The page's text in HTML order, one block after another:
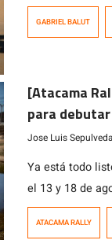
como
en las
GABRIEL BALUT
[Atacama
para
Jose Luis Sepulveda
Ya está todo
el 13 y 18 de
del Atacama
del
ATACAMA RALLY